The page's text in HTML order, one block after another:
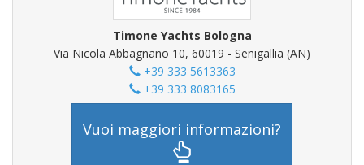
Timone Yachts Bologna
Via Nicola Abbagnano 10, 60019 - Senigallia (AN)
+39 333 5613363
+39 333 8083165
Vuoi maggiori informazioni?